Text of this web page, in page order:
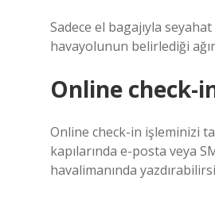
Sadece el bagajıyla
havayolunun belirlediği
Online check-
Online check-in işleminizi
kapılarında e-posta veya
havalimanında